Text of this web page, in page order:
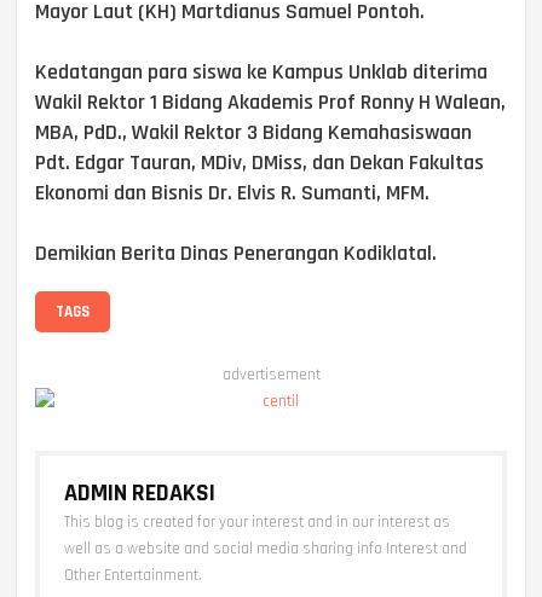
Mayor Laut (KH) Martdianus Samuel Pontoh.
Kedatangan para siswa ke Kampus Unklab diterima
Wakil Rektor 1 Bidang Akademis Prof Ronny H Walean,
MBA, PdD., Wakil Rektor 3 Bidang Kemahasiswaan
Pdt. Edgar Tauran, MDiv, DMiss, dan Dekan Fakultas
Ekonomi dan Bisnis Dr. Elvis R. Sumanti, MFM.
Demikian Berita Dinas Penerangan Kodiklatal.
TAGS
advertisement
ADMIN REDAKSI
This blog is created for your interest and in our interest as
well as a website and social media sharing info Interest and
Other Entertainment.